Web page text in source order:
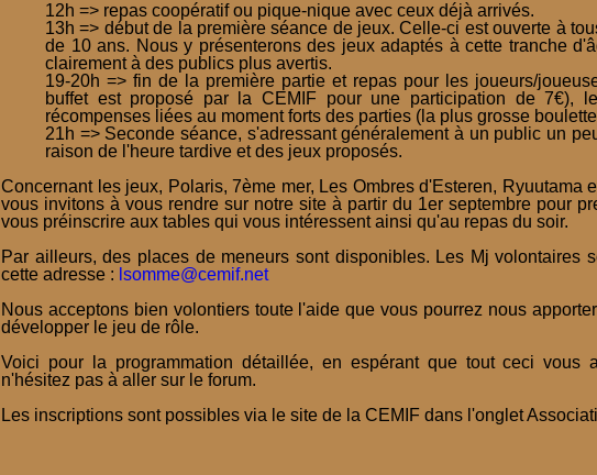
12h => repas coopératif ou pique-nique avec ceux déjà arrivés.
13h => début de la première séance de jeux. Celle-ci est ouverte à
de 10 ans. Nous y présenterons des jeux adaptés à cette tranche
clairement à des publics plus avertis.
19-20h => fin de la première partie et repas pour les joueurs/
buffet est proposé par la CEMIF pour une participation de 7€),
récompenses liées au moment forts des parties (la plus grosse
21h => Seconde séance, s'adressant généralement à un public un
raison de l'heure tardive et des jeux proposés.
Concernant les jeux, Polaris, 7ème mer, Les Ombres d'Esteren, Ryuutama
vous invitons à vous rendre sur notre site à partir du 1er septembre pour
vous préinscrire aux tables qui vous intéressent ainsi qu'au repas du soir.
Par ailleurs, des places de meneurs sont disponibles. Les Mj volontaires
cette adresse : lsomme@cemif.net
Nous acceptons bien volontiers toute l'aide que vous pourrez nous
développer le jeu de rôle.
Voici pour la programmation détaillée, en espérant que tout ceci vous
n'hésitez pas à aller sur le forum.
Les inscriptions sont possibles via le site de la CEMIF dans l'onglet